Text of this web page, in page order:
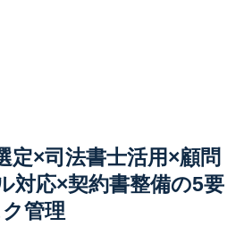
定×司法書士活用×顧問
対応×契約書整備の5要
管理